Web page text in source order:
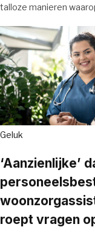
talloze manieren
Geluk
‘Aanzienlijke’
roept vragen